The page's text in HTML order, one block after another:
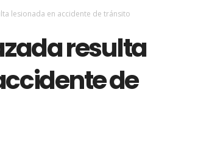
lesionada en accidente de tránsito
resulta
de